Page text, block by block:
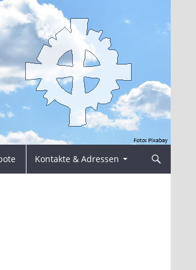
Kontakte & Adressen